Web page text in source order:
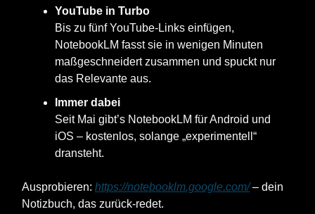
YouTube in Turbo
Bis zu fünf YouTube-Links einfügen,
NotebookLM fasst sie in wenigen Minuten
maß­geschneidert zusammen und spuckt nur
das Relevante aus.
Immer dabei
Seit Mai gibt’s NotebookLM für Android und
iOS – kostenlos, solange „experimentell“
dransteht.
Ausprobieren: https://notebooklm.google.com/– dein
Notizbuch, das zurück-redet.